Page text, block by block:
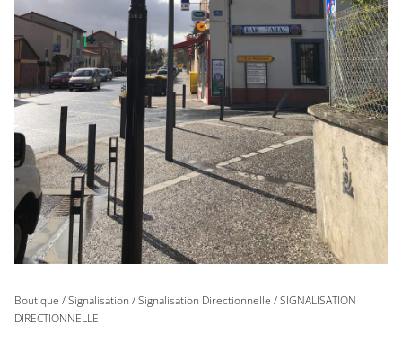
Boutique /Signalisation /Signalisation Directionnelle / SIGNALISATION
DIRECTIONNELLE